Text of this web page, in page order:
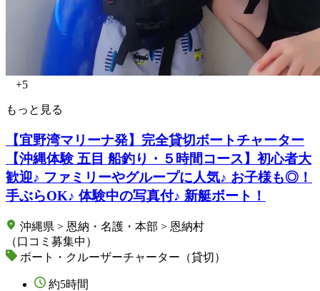
+5
もっと見る
【宜野湾マリーナ発】完全貸切ボートチャーター
【沖縄体験 五目 船釣り・５時間コース】初心者大
歓迎♪ ファミリーやグループに人気♪ お子様も◎！
手ぶらOK♪ 体験中の写真付♪ 新艇ボート！
沖縄県 > 恩納・名護・本部 > 恩納村
（口コミ募集中）
ボート・クルーザーチャーター（貸切）
約5時間